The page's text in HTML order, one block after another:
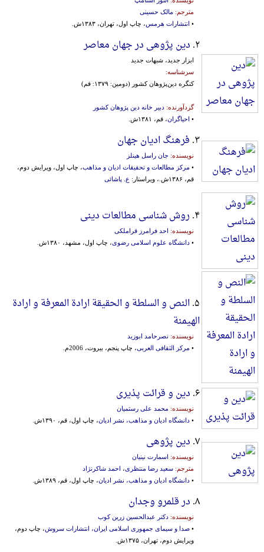
مترجم: مالک حسینی
• انتشارات هرمس، چاپ اول، تهران، ۱۳۸۳ش.
۲. دین پژوهی در جهان معاصر
ابزار جدید، شبهات‌ جدید
سرشناسه:
کنگره‌ دین‌پژوهان‌ کشور (دومین‌: ۱۳۷۹: قم‌)
گردآورنده: دبیر خانه دین پژوهان کشور
• احیاگران، قم، ۱۳۸۱ش.
۳. فرهنگ ادیان جهان
نویسنده: جان راسل هینلز
• مرکز مطالعات و تحقیقات ادیان و مذاهب، چاپ اول، ویرایش دوم،
قم، ۱۳۸۶ش.، ویراستار:
ع. پاشائی
۴. روش شناسی مطالعات دینی
نویسنده: احد فرامرز قراملکی
• دانشگاه علوم اسلامی رضوی، چاپ اول، مشهد، ۱۳۸۰ش.
۵. النص و السلطة و الحقیقة ارادة المعرفة و ارادة
الهیمنة
نویسنده: نصرحامد ابوزید
• مرکز الثقافی العربی، چاپ پنجم، بیروت، 2006م.
۶. دین و قرائت پذیری
نویسنده: محمد علی رستمیان
• دانشگاه ادیان و مذاهب، نشر ادیان، چاپ اول، قم، ۱۳۹۰ش.
۷. دین پژوهی
نویسنده: اسمارت نینیان
مترجم: سعید رضا منتظری، احمد شاکرنژاد
• دانشگاه ادیان و مذاهب، نشر ادیان، چاپ اول، قم، ۱۳۸۹ش.
۸. در قلمرو وجدان
نویسنده: دکتر عبدالحسین زرین کوب
• صدا و سیمای جمهوری اسلامی ایران، انتشارات سروش، چاپ دوم،
ویرایش دوم، تهران، ۱۳۷۵ش.